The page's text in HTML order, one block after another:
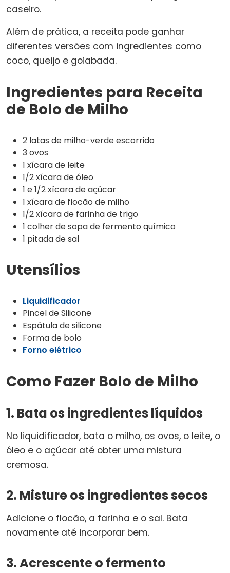
caseiro.
Além de prática, a receita pode ganhar
diferentes versões com ingredientes como
coco, queijo e goiabada.
Ingredientes para Receita
de Bolo de Milho
2 latas de milho-verde escorrido
3 ovos
1 xícara de leite
1/2 xícara de óleo
1 e 1/2 xícara de açúcar
1 xícara de flocão de milho
1/2 xícara de farinha de trigo
1 colher de sopa de fermento químico
1 pitada de sal
Utensílios
Liquidificador
Pincel de Silicone
Espátula de silicone
Forma de bolo
Forno elétrico
Como Fazer Bolo de Milho
1. Bata os ingredientes líquidos
No liquidificador, bata o milho, os ovos, o leite, o
óleo e o açúcar até obter uma mistura
cremosa.
2. Misture os ingredientes secos
Adicione o flocão, a farinha e o sal. Bata
novamente até incorporar bem.
3. Acrescente o fermento